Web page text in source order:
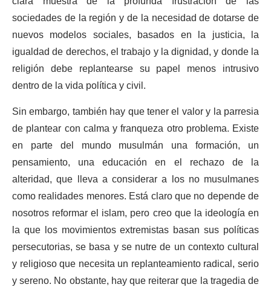
sociedades de la región y de la necesidad de dotarse de
nuevos modelos sociales, basados en la justicia, la
igualdad de derechos, el trabajo y la dignidad, y donde la
religión debe replantearse su papel menos intrusivo
dentro de la vida política y civil.
Sin embargo, también hay que tener el valor y la parresia
de plantear con calma y franqueza otro problema. Existe
en parte del mundo musulmán una formación, un
pensamiento, una educación en el rechazo de la
alteridad, que lleva a considerar a los no musulmanes
como realidades menores. Está claro que no depende de
nosotros reformar el islam, pero creo que la ideología en
la que los movimientos extremistas basan sus políticas
persecutorias, se basa y se nutre de un contexto cultural
y religioso que necesita un replanteamiento radical, serio
y sereno. No obstante, hay que reiterar que la tragedia de